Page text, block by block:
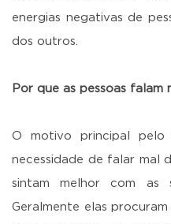
energias negativas de
dos outros.
Por que as pessoas falam
O motivo principal pelo
necessidade de falar mal
sintam melhor com as
Geralmente elas